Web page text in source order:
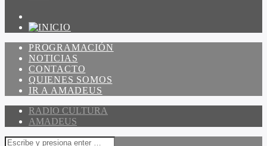
PROGRAMACIÓN
NOTICIAS
CONTACTO
QUIENES SOMOS
IR A AMADEUS
RADIO CULTURA
AMADEUS